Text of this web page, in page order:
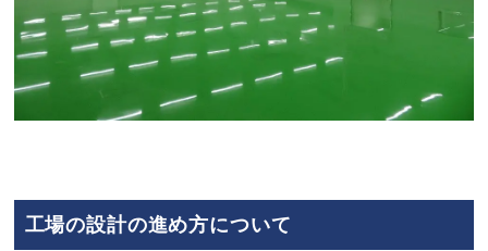
工場の設計の進め方について